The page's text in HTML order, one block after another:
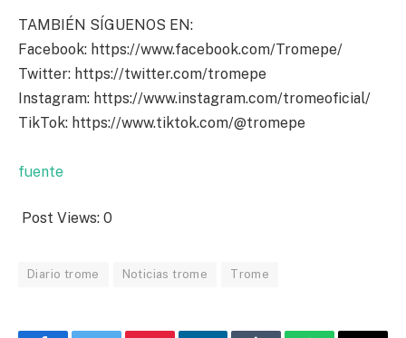
TAMBIÉN SÍGUENOS EN:
Facebook: https://www.facebook.com/Tromepe/
Twitter: https://twitter.com/tromepe
Instagram: https://www.instagram.com/tromeoficial/
TikTok: https://www.tiktok.com/@tromepe
fuente
Post Views: 0
Diario trome Noticias trome Trome